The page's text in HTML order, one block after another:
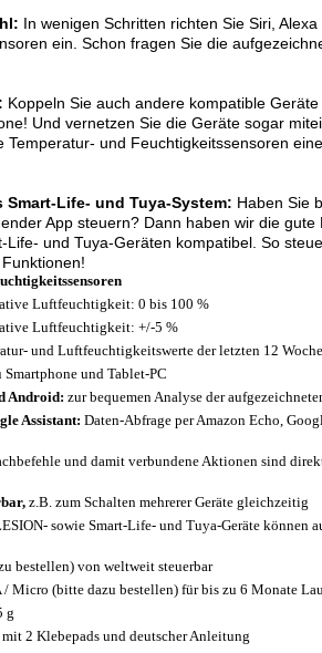
In wenigen Schritten richten Sie Siri,
ein. Schon fragen Sie die
Koppeln Sie auch andere kompatible
Und vernetzen Sie die Geräte sogar
und Feuchtigkeitssensoren
Life- und Tuya-System: Haben Sie
App steuern? Dann haben wir die gute
und Tuya-Geräten kompatibel. So
Luftfeuchtigkeit: 0 bis 100 %
Luftfeuchtigkeit: +/-5 %
und Luftfeuchtigkeitswerte der letzten 12
Smartphone und Tablet-PC
Android: zur bequemen Analyse der
Assistant: Daten-Abfrage per Amazon Echo,
und damit verbundene Aktionen sind
z.B. zum Schalten mehrerer Geräte gleichzeitig
sowie Smart-Life- und Tuya-Geräte können
bestellen) von weltweit steuerbar
Micro (bitte dazu bestellen) für bis zu 6 Monate
g
2 Klebepads und deutscher Anleitung